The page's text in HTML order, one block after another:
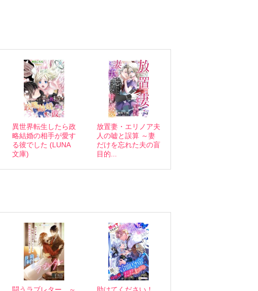
異世界転生したら政
略結婚の相手が愛す
る彼でした (LUNA
文庫)
放置妻・エリノア夫
人の嘘と誤算 ～妻
だけを忘れた夫の盲
目的...